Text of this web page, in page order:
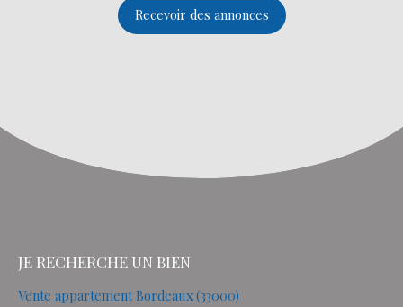
Recevoir des annonces
JE RECHERCHE UN BIEN
Vente appartement Bordeaux (33000)